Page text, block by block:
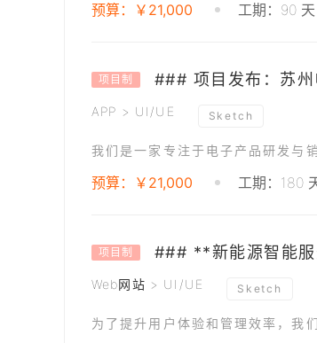
预算：￥21,000 工期：90 天
项目制
APP > UI/UE Sketch
预算：￥21,000 工期：180
项目制 ### **新能源智能
Web网站 > UI/UE Sketch